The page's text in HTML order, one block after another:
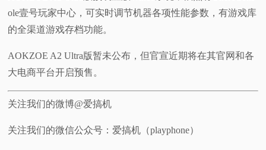
ole壹号玩家中心，可实时调节机器各项性能参数，有游戏库
的全渠道游戏存档功能。
AOKZOE A2 Ultra版暂未公布，但官宣近期将在其官网和各
大电商平台开启预售。
关注我们的微博@爱搞机
关注我们的微信公众号：爱搞机（playphone）